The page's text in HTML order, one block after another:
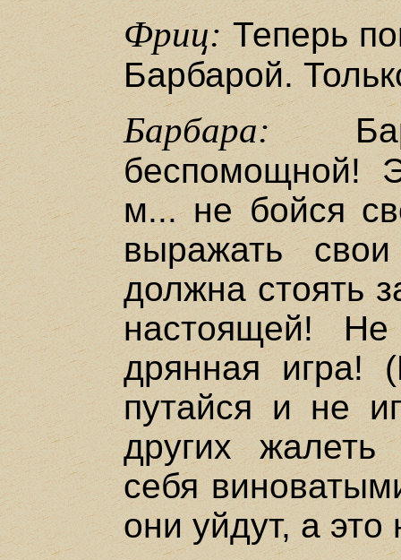
Фриц:Теперь
Барбарой.
Барбара:
беспомощной!
м... не бойся
выражать
должна стоять
настоящей!
дрянная игра!
путайся и не
других жалеть
себя
они уйдут, а